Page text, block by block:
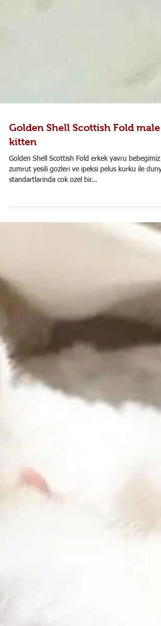
Golden Shell Scottish Fold male
kitten
standartlarinda cok ozel bir...